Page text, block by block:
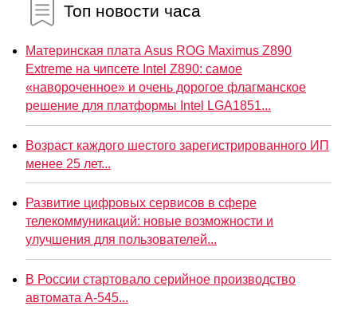
Топ новости часа
Материнская плата Asus ROG Maximus Z890
Extreme на чипсете Intel Z890: самое
«навороченное» и очень дорогое флагманское
решение для платформы Intel LGA1851...
Возраст каждого шестого зарегистрированного ИП
менее 25 лет...
Развитие цифровых сервисов в сфере
телекоммуникаций: новые возможности и
улучшения для пользователей...
В России стартовало серийное производство
автомата А-545...